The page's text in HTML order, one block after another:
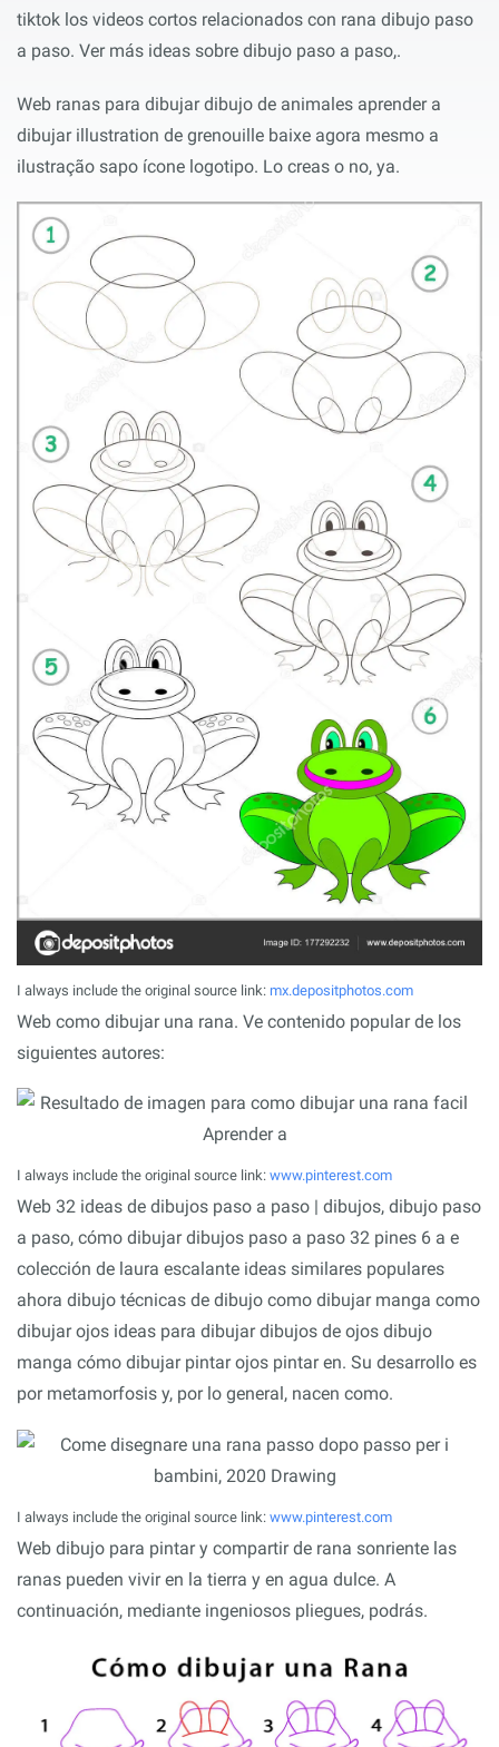
tiktok los videos cortos relacionados con rana dibujo paso
a paso. Ver más ideas sobre dibujo paso a paso,.
Web ranas para dibujar dibujo de animales aprender a
dibujar illustration de grenouille baixe agora mesmo a
ilustração sapo ícone logotipo. Lo creas o no, ya.
I always include the original source link: mx.depositphotos.com
Web como dibujar una rana. Ve contenido popular de los
siguientes autores:
I always include the original source link: www.pinterest.com
Web 32 ideas de dibujos paso a paso | dibujos, dibujo paso
a paso, cómo dibujar dibujos paso a paso 32 pines 6 a e
colección de laura escalante ideas similares populares
ahora dibujo técnicas de dibujo como dibujar manga como
dibujar ojos ideas para dibujar dibujos de ojos dibujo
manga cómo dibujar pintar ojos pintar en. Su desarrollo es
por metamorfosis y, por lo general, nacen como.
I always include the original source link: www.pinterest.com
Web dibujo para pintar y compartir de rana sonriente las
ranas pueden vivir en la tierra y en agua dulce. A
continuación, mediante ingeniosos pliegues, podrás.